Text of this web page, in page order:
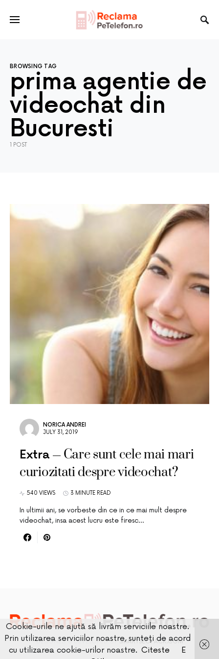
BROWSING TAG
prima agentie de
videochat din
Bucuresti
1 POST
NORICA ANDREI
JULY 31, 2019
Extra
Care sunt cele mai mari
curiozitati despre videochat?
540 VIEWS 3 MINUTE READ
In ultimii ani, se vorbeste din ce in ce mai mult despre
videochat, insa acest lucru este firesc…
DESIGNED & DEVELOPED BY SMARTSEOPACK.COM
Cookie-urile ne ajută să livrăm serviciile noastre.
Prin utilizarea serviciilor noastre, sunteți de acord
cu utilizarea cookie-urilor noastre. Citeste
E